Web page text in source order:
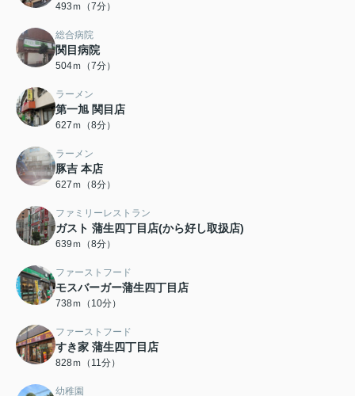
493ｍ（7分）
総合病院
関目病院
504ｍ（7分）
ラーメン
第一旭 関目店
627ｍ（8分）
ラーメン
豚吉 本店
627ｍ（8分）
ファミリーレストラン
ガスト 蒲生四丁目店(から好し取扱店)
639ｍ（8分）
ファーストフード
モスバーガー蒲生四丁目店
738ｍ（10分）
ファーストフード
すき家 蒲生四丁目店
828ｍ（11分）
幼稚園